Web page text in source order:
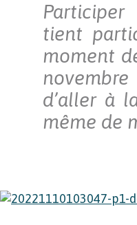
tient
moment
d’aller à
même de